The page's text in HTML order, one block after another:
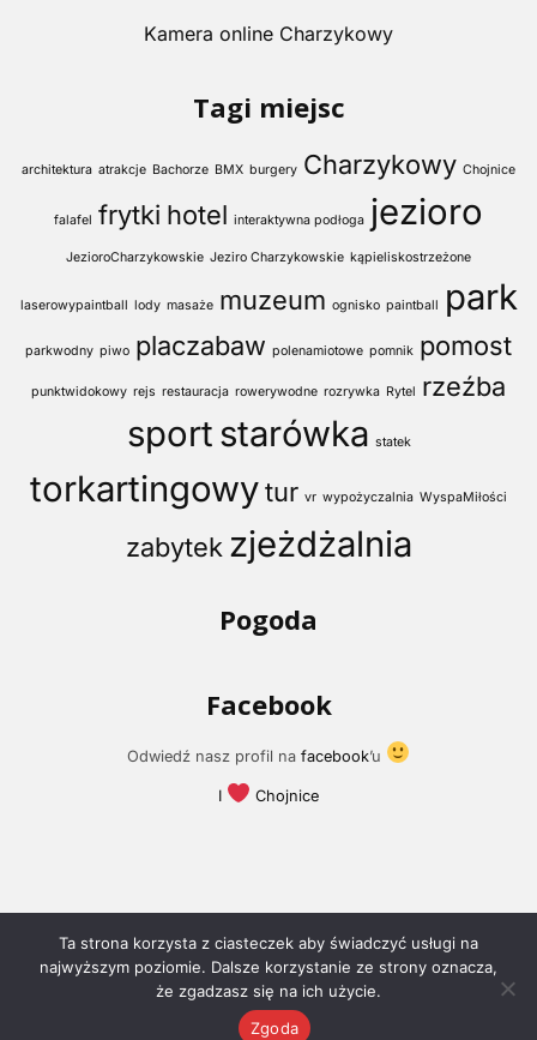
Kamera online Charzykowy
Tagi miejsc
architektura atrakcje Bachorze BMX burgery Charzykowy Chojnice
falafel frytki hotel interaktywna podłoga jezioro
JezioroCharzykowskie Jeziro Charzykowskie kąpieliskostrzeżone
laserowypaintball lody masaże muzeum ognisko paintball park
parkwodny piwo placzabaw polenamiotowe pomnik pomost
punktwidokowy rejs restauracja rowerywodne rozrywka Rytel rzeźba
sport starówka statek
torkartingowytur vr wypożyczalnia WyspaMiłości
zabytek zjeżdżalnia
Pogoda
Facebook
Odwiedź nasz profil nafacebook’u
I Chojnice
I Love Chojnice
Ta strona korzysta z ciasteczek aby świadczyć usługi na
najwyższym poziomie. Dalsze korzystanie ze strony oznacza,
że zgadzasz się na ich użycie.
Zgoda